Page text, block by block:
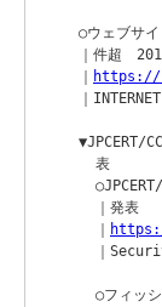
○ウェブサイ
｜件超　
https://
｜
▼JPCERT/CC
    表
○JPCERT/
    ｜発表
｜
○フィッシ